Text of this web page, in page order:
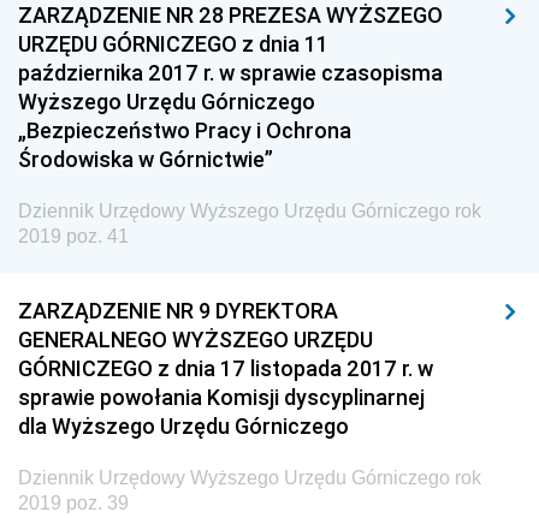
2017
1983
Dziennik Urzędowy Prezesa Urzędu Transportu
Kolejowego
Technologii
Dziennik Urzędowy Naczelnego Dyrektora Archiwów
Państwowych
Dziennik Urzędowy Ministra Finansów, Inwestycji i
Rozwoju
Dziennik Urzędowy Ministra Klimatu
Dziennik Urzędowy Ministra Sportu
ZARZĄDZENIE NR 28 PREZESA WYŻSZEGO
URZĘDU GÓRNICZEGO z dnia 11
października 2017 r. w sprawie czasopisma
Wyższego Urzędu Górniczego
„Bezpieczeństwo Pracy i Ochrona
Środowiska w Górnictwie”
Dziennik Urzędowy Wyższego Urzędu Górniczego rok
2019 poz. 41
ZARZĄDZENIE NR 9 DYREKTORA
GENERALNEGO WYŻSZEGO URZĘDU
GÓRNICZEGO z dnia 17 listopada 2017 r. w
sprawie powołania Komisji dyscyplinarnej
dla Wyższego Urzędu Górniczego
Dziennik Urzędowy Wyższego Urzędu Górniczego rok
2019 poz. 39